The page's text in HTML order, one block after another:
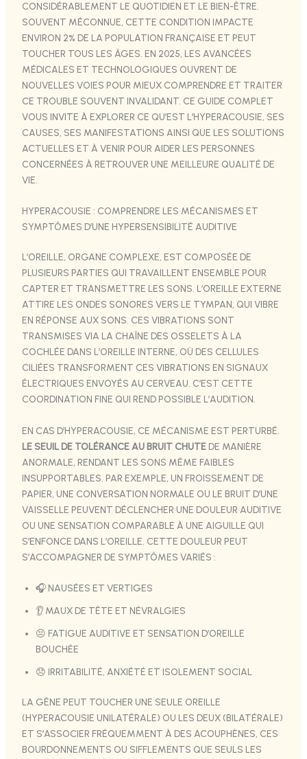
CONSIDÉRABLEMENT LE QUOTIDIEN ET LE BIEN-ÊTRE.
SOUVENT MÉCONNUE, CETTE CONDITION IMPACTE
ENVIRON 2% DE LA POPULATION FRANÇAISE ET PEUT
TOUCHER TOUS LES ÂGES. EN 2025, LES AVANCÉES
MÉDICALES ET TECHNOLOGIQUES OUVRENT DE
NOUVELLES VOIES POUR MIEUX COMPRENDRE ET TRAITER
CE TROUBLE SOUVENT INVALIDANT. CE GUIDE COMPLET
VOUS INVITE À EXPLORER CE QU’EST L’HYPERACOUSIE, SES
CAUSES, SES MANIFESTATIONS AINSI QUE LES SOLUTIONS
ACTUELLES ET À VENIR POUR AIDER LES PERSONNES
CONCERNÉES À RETROUVER UNE MEILLEURE QUALITÉ DE
VIE.
HYPERACOUSIE : COMPRENDRE LES MÉCANISMES ET
SYMPTÔMES D’UNE HYPERSENSIBILITÉ AUDITIVE
L’OREILLE, ORGANE COMPLEXE, EST COMPOSÉE DE
PLUSIEURS PARTIES QUI TRAVAILLENT ENSEMBLE POUR
CAPTER ET TRANSMETTRE LES SONS. L’OREILLE EXTERNE
ATTIRE LES ONDES SONORES VERS LE TYMPAN, QUI VIBRE
EN RÉPONSE AUX SONS. CES VIBRATIONS SONT
TRANSMISES VIA LA CHAÎNE DES OSSELETS À LA
COCHLÉE DANS L’OREILLE INTERNE, OÙ DES CELLULES
CILIÉES TRANSFORMENT CES VIBRATIONS EN SIGNAUX
ÉLECTRIQUES ENVOYÉS AU CERVEAU. C’EST CETTE
COORDINATION FINE QUI REND POSSIBLE L’AUDITION.
EN CAS D’HYPERACOUSIE, CE MÉCANISME EST PERTURBÉ.
LE SEUIL DE TOLÉRANCE AU BRUIT CHUTEDE MANIÈRE
ANORMALE, RENDANT LES SONS MÊME FAIBLES
INSUPPORTABLES. PAR EXEMPLE, UN FROISSEMENT DE
PAPIER, UNE CONVERSATION NORMALE OU LE BRUIT D’UNE
VAISSELLE PEUVENT DÉCLENCHER UNE DOULEUR AUDITIVE
OU UNE SENSATION COMPARABLE À UNE AIGUILLE QUI
S’ENFONCE DANS L’OREILLE. CETTE DOULEUR PEUT
S’ACCOMPAGNER DE SYMPTÔMES VARIÉS :
🎧 NAUSÉES ET VERTIGES
👂 MAUX DE TÊTE ET NÉVRALGIES
😣 FATIGUE AUDITIVE ET SENSATION D’OREILLE
BOUCHÉE
😞 IRRITABILITÉ, ANXIÉTÉ ET ISOLEMENT SOCIAL
LA GÊNE PEUT TOUCHER UNE SEULE OREILLE
(HYPERACOUSIE UNILATÉRALE) OU LES DEUX (BILATÉRALE)
ET S’ASSOCIER FRÉQUEMMENT À DES ACOUPHÈNES, CES
BOURDONNEMENTS OU SIFFLEMENTS QUE SEULS LES